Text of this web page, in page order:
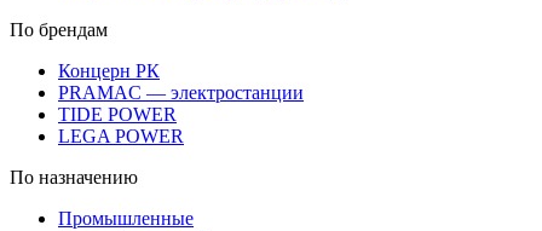
По брендам
Концерн РК
PRAMAC — электростанции
TIDE POWER
LEGA POWER
По назначению
Промышленные